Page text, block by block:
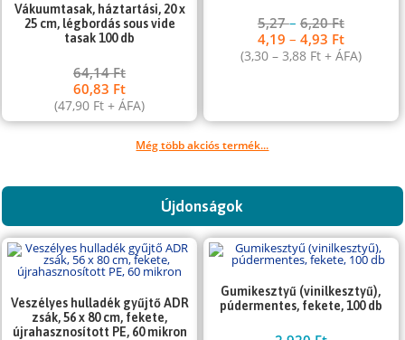
Vákuumtasak, háztartási, 20 x
25 cm, légbordás sous vide
tasak 100 db
64,14Ft
60,83 Ft
(47,90 Ft + ÁFA)
5,27– 6,20Ft
4,19 – 4,93 Ft
(3,30 – 3,88 Ft+ ÁFA)
Még több akciós termék...
Újdonságok
Veszélyes hulladék gyűjtő ADR
zsák, 56 x 80 cm, fekete,
újrahasznosított PE, 60 mikron
Gumikesztyű (vinilkesztyű),
púdermentes, fekete, 100 db